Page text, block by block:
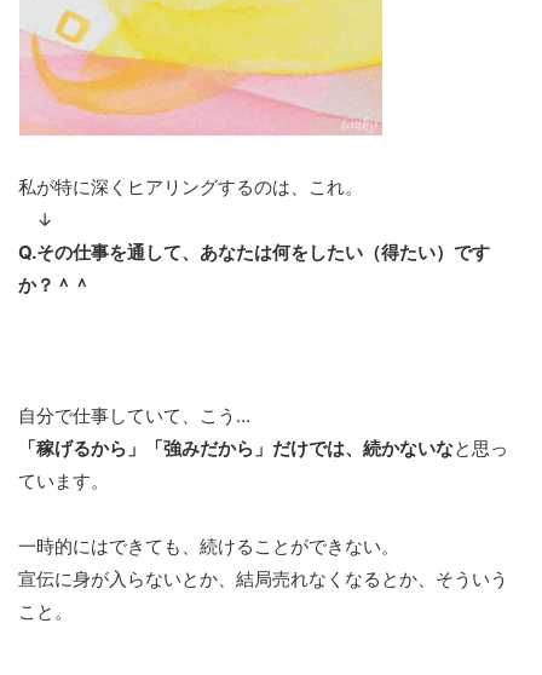
私が特に深くヒアリングするのは、これ。
↓
Q.その仕事を通して、あなたは何をしたい（得たい）です
か？＾＾
自分で仕事していて、こう…
「稼げるから」「強みだから」だけでは、続かないなと思っ
ています。
一時的にはできても、続けることができない。
宣伝に身が入らないとか、結局売れなくなるとか、そういう
こと。